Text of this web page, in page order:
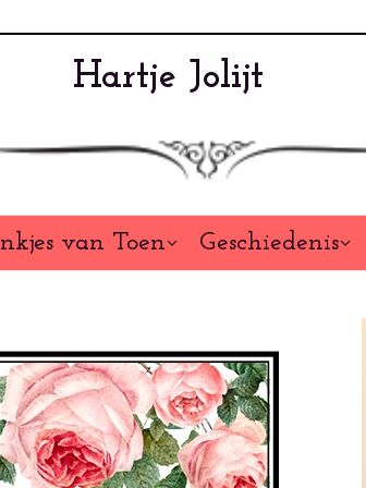
Hartje Jolijt
van Toen Geschiedenis